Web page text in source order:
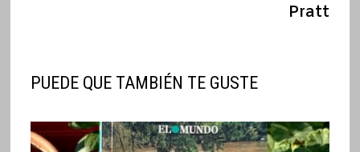
Pratt
PUEDE QUE TAMBIÉN TE GUSTE